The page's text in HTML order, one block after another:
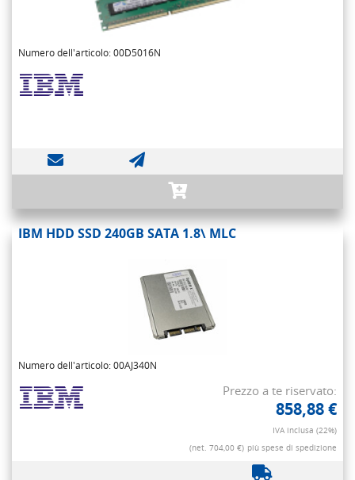
Numero dell'articolo: 00D5016N
IBM HDD SSD 240GB SATA 1.8\ MLC
Numero dell'articolo: 00AJ340N
Prezzo a te riservato:
858,88 €
IVA inclusa (22%)
(net. 704,00 €) più spese di spedizione